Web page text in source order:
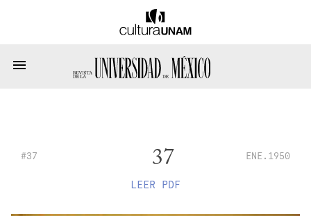
#37 37 ENE.1950
LEER PDF